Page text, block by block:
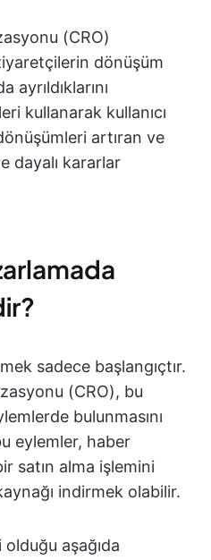
(CRO)
dönüşüm
kullanarak kullanıcı
artıran ve
dayalı kararlar
sadece başlangıçtır.
(CRO), bu
bulunmasını
eylemler, haber
satın alma işlemini
indirmek olabilir.
aşağıda